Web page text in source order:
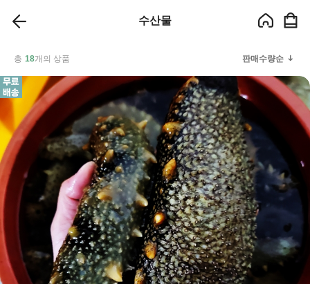
수산물
총 18개의 상품 판매수량순